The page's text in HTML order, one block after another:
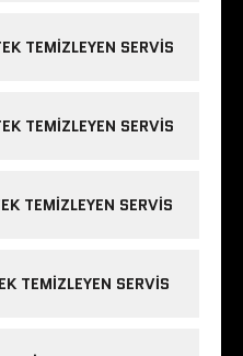
TEMIZLEYEN SERVIS
TEMIZLEYEN SERVIS
TEMIZLEYEN SERVIS
TEMIZLEYEN SERVIS